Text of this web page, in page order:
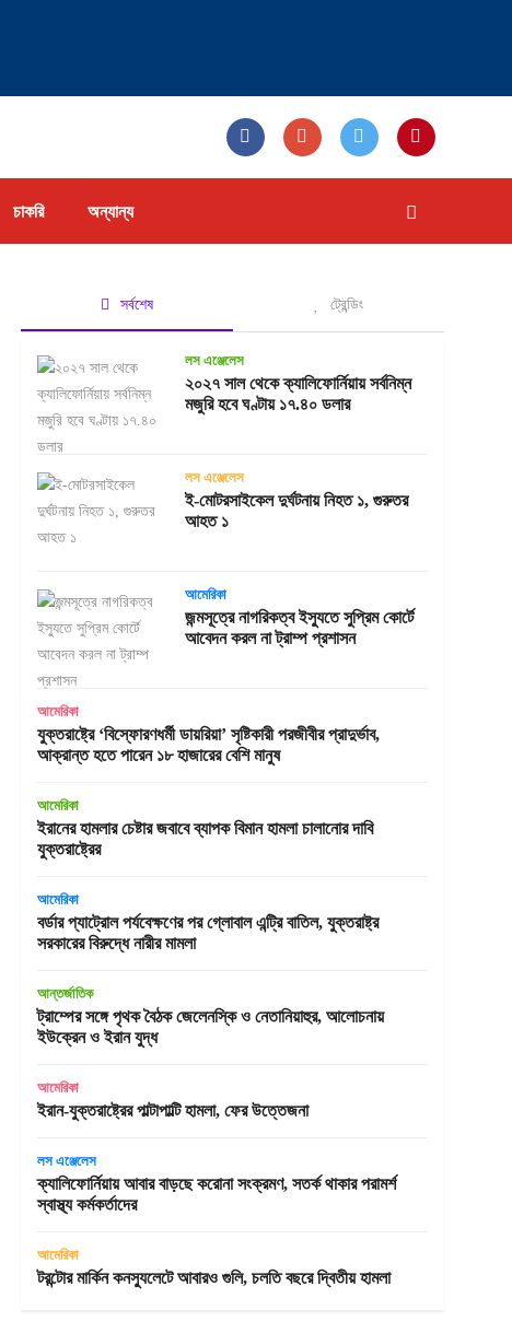
চাকরি অন্যান্য
সর্বশেষ ট্রেন্ডিং
লস এঞ্জেলেস
২০২৭ সাল থেকে ক্যালিফোর্নিয়ায় সর্বনিম্ন
মজুরি হবে ঘণ্টায় ১৭.৪০ ডলার
লস এঞ্জেলেস
ই-মোটরসাইকেল দুর্ঘটনায় নিহত ১, গুরুতর
আহত ১
আমেরিকা
জন্মসূত্রে নাগরিকত্ব ইস্যুতে সুপ্রিম কোর্টে
আবেদন করল না ট্রাম্প প্রশাসন
আমেরিকা
যুক্তরাষ্ট্রে ‘বিস্ফোরণধর্মী ডায়রিয়া’ সৃষ্টিকারী পরজীবীর প্রাদুর্ভাব,
আক্রান্ত হতে পারেন ১৮ হাজারের বেশি মানুষ
আমেরিকা
ইরানের হামলার চেষ্টার জবাবে ব্যাপক বিমান হামলা চালানোর দাবি
যুক্তরাষ্ট্রের
আমেরিকা
বর্ডার প্যাট্রোল পর্যবেক্ষণের পর গ্লোবাল এন্ট্রি বাতিল, যুক্তরাষ্ট্র
সরকারের বিরুদ্ধে নারীর মামলা
আন্তর্জাতিক
ট্রাম্পের সঙ্গে পৃথক বৈঠক জেলেনস্কি ও নেতানিয়াহুর, আলোচনায়
ইউক্রেন ও ইরান যুদ্ধ
আমেরিকা
ইরান-যুক্তরাষ্ট্রের পাল্টাপাল্টি হামলা, ফের উত্তেজনা
লস এঞ্জেলেস
ক্যালিফোর্নিয়ায় আবার বাড়ছে করোনা সংক্রমণ, সতর্ক থাকার পরামর্শ
স্বাস্থ্য কর্মকর্তাদের
আমেরিকা
টরন্টোর মার্কিন কনস্যুলেটে আবারও গুলি, চলতি বছরে দ্বিতীয় হামলা